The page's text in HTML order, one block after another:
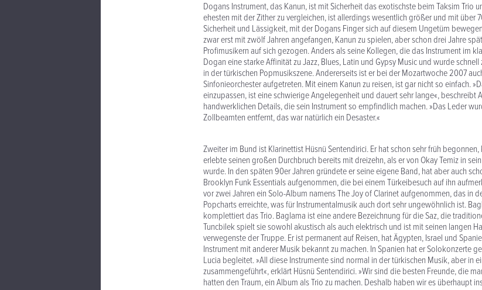
Dogans Instrument, das Kanun, ist mit Sicherheit das exotischste beim Taksim Trio
ehesten mit der Zither zu vergleichen, ist allerdings wesentlich größer und mit über
Sicherheit und Lässigkeit, mit der Dogans Finger sich auf diesem Ungetüm
zwar erst mit zwölf Jahren angefangen, Kanun zu spielen, aber schon drei Jahre
Profimusikern auf sich gezogen. Anders als seine Kollegen, die das Instrument im
Dogan eine starke Affinität zu Jazz, Blues, Latin und Gypsy Music und wurde
in der türkischen Popmusikszene. Andererseits ist er bei der Mozartwoche 2007
Sinfonieorchester aufgetreten. Mit einem Kanun zu reisen, ist gar nicht so einfach.
einzupassen, ist eine schwierige Angelegenheit und dauert sehr lange«, beschreibt
handwerklichen Details, die sein Instrument so empfindlich machen. »Das Leder
Zollbeamten entfernt, das war natürlich ein Desaster.«
Zweiter im Bund ist Klarinettist Hüsnü Sentendirici. Er hat schon sehr früh
erlebte seinen großen Durchbruch bereits mit dreizehn, als er von Okay Temiz in
wurde. In den späten 90er Jahren gründete er seine eigene Band, hat aber auch
Brooklyn Funk Essentials aufgenommen, die bei einem Türkeibesuch auf ihn
vor zwei Jahren ein Solo-Album namens The Joy of Clarinet aufgenommen, das in
Popcharts erreichte, was für Instrumentalmusik auch dort sehr ungewöhnlich ist.
komplettiert das Trio. Baglama ist eine andere Bezeichnung für die Saz, die
Tuncbilek spielt sie sowohl akustisch als auch elektrisch und ist mit seinen langen
verwegenste der Truppe. Er ist permanent auf Reisen, hat Ägypten, Israel und
Instrument mit anderer Musik bekannt zu machen. In Spanien hat er Solokonzerte
Lucia begleitet. »All diese Instrumente sind normal in der türkischen Musik, aber in
zusammengeführt«, erklärt Hüsnü Sentendirici. »Wir sind die besten Freunde, die
hatten den Traum, ein Album als Trio zu machen. Deshalb haben wir es überhaupt